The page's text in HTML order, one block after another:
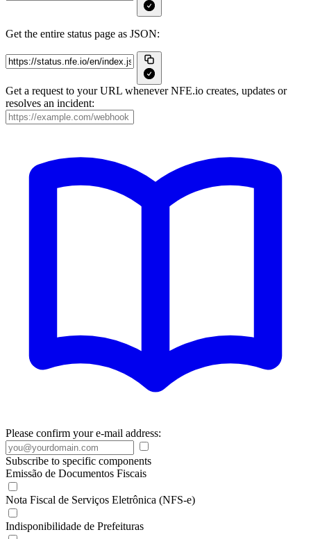
Get the entire status page as JSON:
Get a request to your URL whenever NFE.io creates, updates or
resolves an incident:
Please confirm your e-mail address:
Subscribe to specific components
Emissão de Documentos Fiscais
Nota Fiscal de Serviços Eletrônica (NFS-e)
Indisponibilidade de Prefeituras